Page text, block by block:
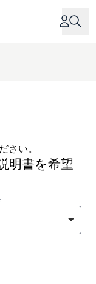
さい。
明書を希望